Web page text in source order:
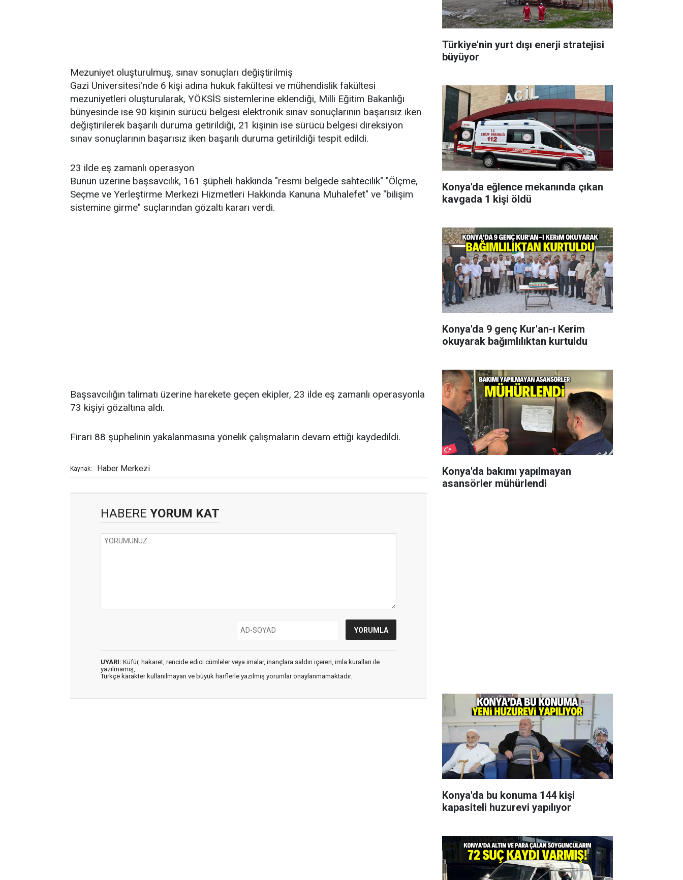
Mezuniyet oluşturulmuş, sınav sonuçları değiştirilmiş
Gazi Üniversitesi'nde 6 kişi adına hukuk fakültesi ve mühendislik fakültesi
mezuniyetleri oluşturularak, YÖKSİS sistemlerine eklendiği, Milli Eğitim Bakanlığı
bünyesinde ise 90 kişinin sürücü belgesi elektronik sınav sonuçlarının başarısız iken
değiştirilerek başarılı duruma getirildiği, 21 kişinin ise sürücü belgesi direksiyon
sınav sonuçlarının başarısız iken başarılı duruma getirildiği tespit edildi.
23 ilde eş zamanlı operasyon
Bunun üzerine başsavcılık, 161 şüpheli hakkında "resmi belgede sahtecilik" "Ölçme,
Seçme ve Yerleştirme Merkezi Hizmetleri Hakkında Kanuna Muhalefet" ve "bilişim
sistemine girme" suçlarından gözaltı kararı verdi.
Başsavcılığın talimatı üzerine harekete geçen ekipler, 23 ilde eş zamanlı operasyonla
73 kişiyi gözaltına aldı.
Firari 88 şüphelinin yakalanmasına yönelik çalışmaların devam ettiği kaydedildi.
Kaynak: Haber Merkezi
HABERE YORUM KAT
UYARI: Küfür, hakaret, rencide edici cümleler veya imalar, inançlara saldırı içeren, imla kuralları ile
yazılmamış,
Türkçe karakter kullanılmayan ve büyük harflerle yazılmış yorumlar onaylanmamaktadır.
Türkiye'nin yurt dışı enerji stratejisi
büyüyor
Konya'da eğlence mekanında çıkan
kavgada 1 kişi öldü
Konya'da 9 genç Kur'an-ı Kerim
okuyarak bağımlılıktan kurtuldu
Konya'da bakımı yapılmayan
asansörler mühürlendi
Konya'da bu konuma 144 kişi
kapasiteli huzurevi yapılıyor